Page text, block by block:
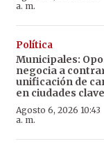
a. m.
Política
Municipales:
negocia a
unificación de
en ciudades
Agosto 6, 2026 10:43
a. m.